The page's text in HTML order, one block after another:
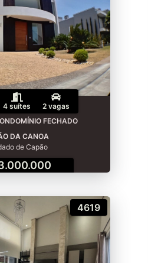
4 suítes
2 vagas
FECHADO
DA CANOA
de Capão
4619